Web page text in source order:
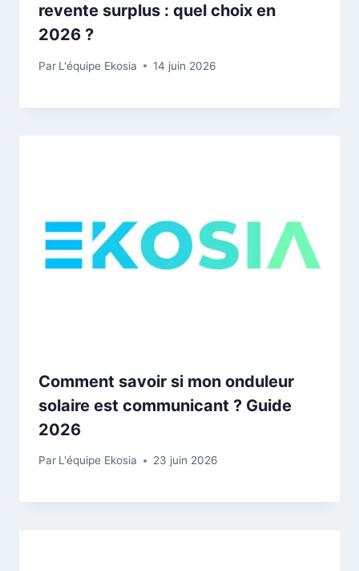
revente surplus : quel choix en
2026 ?
Par L'équipe Ekosia 14 juin 2026
Comment savoir si mon onduleur
solaire est communicant ? Guide
2026
Par L'équipe Ekosia 23 juin 2026